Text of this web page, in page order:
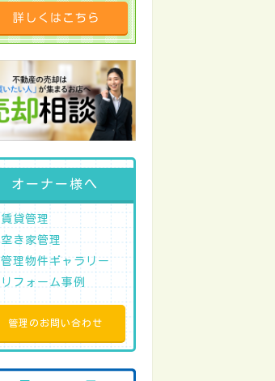
オーナー様へ
賃貸管理
空き家管理
管理物件ギャラリー
リフォーム事例
管理のお問い合わせ